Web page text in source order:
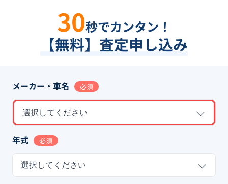
30秒でカンタン！
【無料】査定申し込み
メーカー・車名 必須
選択してください
年式 必須
選択してください